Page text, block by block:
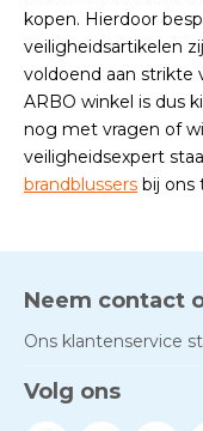
kopen. Hierdoor
veiligheidsartikelen
voldoend aan strikte
ARBO winkel is dus
nog met vragen of
veiligheidsexpert
brandblussers bij ons
Neem contact
Ons klantenservice
Volg ons